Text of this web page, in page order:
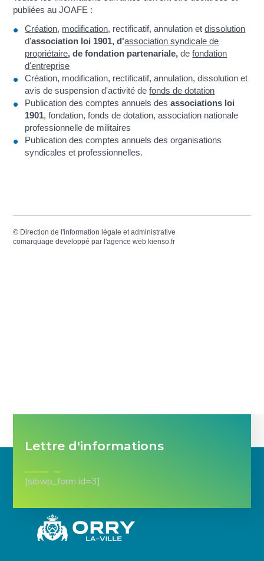
publiées au JOAFE :
Création, modification, rectificatif, annulation etdissolution
d'association loi 1901, d'association syndicale de
propriétaire, de fondation partenariale,defondation
d'entreprise
Création, modification, rectificatif, annulation, dissolution et
avis de suspension d'activité defonds de dotation
Publication des comptes annuels desassociations loi
1901, fondation, fonds de dotation, association nationale
professionnelle de militaires
Publication des comptes annuels des organisations
syndicales et professionnelles.
© Direction de l'information légale et administrative
comarquage developpé par l'agence web kienso.fr
Lettre d'informations
[sibwp_form id=3]